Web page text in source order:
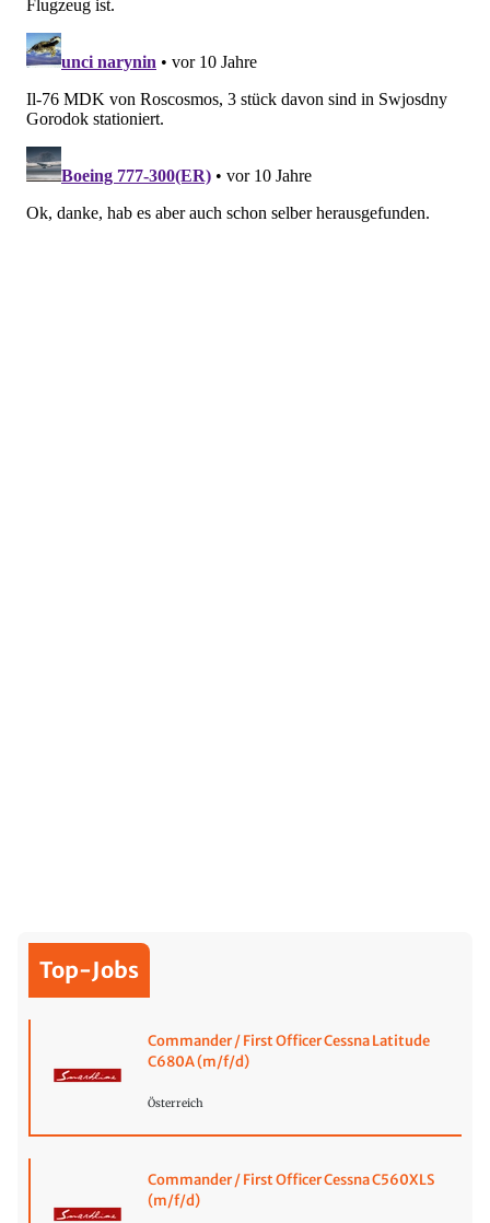
Top-Jobs
Commander / First Officer Cessna Latitude
C680A (m/f/d)
Österreich
Commander / First Officer Cessna C560XLS
(m/f/d)